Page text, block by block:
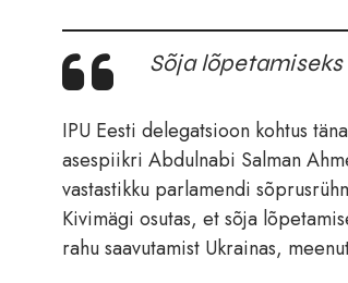
Sõja
IPU Eesti delegatsioon kohtus
asespiikri Abdulnabi Salman
vastastikku parlamendi
Kivimägi osutas, et sõja
rahu saavutamist Ukrainas,